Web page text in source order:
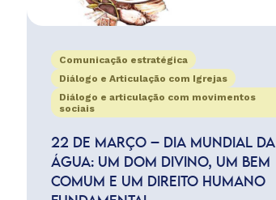
Comunicação estratégica
Diálogo e Articulação com Igrejas
Diálogo e articulação com movimentos
sociais
22 DE MARÇO – DIA MUNDIAL DA
ÁGUA: UM DOM DIVINO, UM BEM
COMUM E UM DIREITO HUMANO